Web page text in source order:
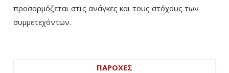
προσαρμόζεται στις ανάγκες και τους στόχους των
συμμετεχόντων.
ΠΑΡΟΧΕΣ